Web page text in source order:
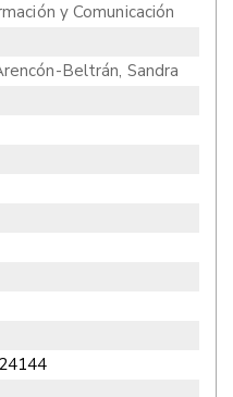
y Comunicación
Beltrán, Sandra